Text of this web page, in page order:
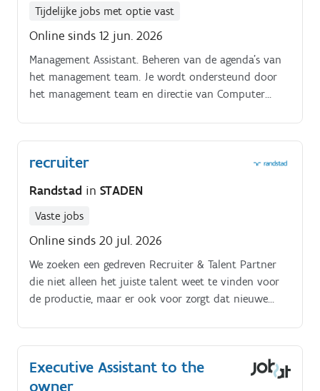
Tijdelijke jobs met optie vast
Online sinds 12 jun. 2026
Management Assistant. Beheren van de agenda's van
het management team. Je wordt ondersteund door
het management team en directie van Computer
recruiter
Randstad in STADEN
Vaste jobs
Online sinds 20 jul. 2026
We zoeken een gedreven Recruiter & Talent Partner
die niet alleen het juiste talent weet te vinden voor
de productie, maar er ook voor zorgt dat nieuwe
volledige traject van onze productiecollega's: van de
eerste creatieve wervingscampagne tot een
succesvolle integratie op de werkvloer
Executive Assistant to the
owner